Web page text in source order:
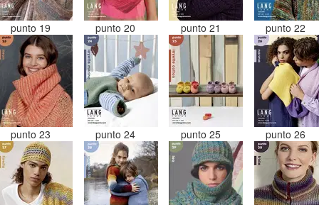
punto 19 punto 20 punto 21 punto 22
punto 23 punto 24 punto 25 punto 26